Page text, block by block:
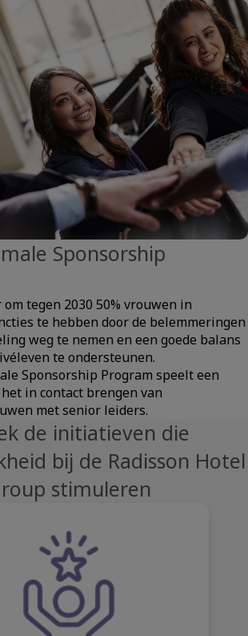
Sponsorship
tegen 2030 50% vrouwen in
te hebben door de belemmeringen
weg te nemen en een goede balans
te ondersteunen.
Sponsorship Program speelt een
in contact brengen van
met senior leiders.
de initiatieven die
bij de Radisson Hotel
stimuleren